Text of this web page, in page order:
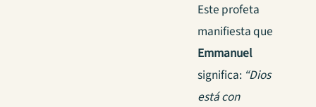
Este profeta
manifiesta que
Emmanuel
significa: “Dios
está con